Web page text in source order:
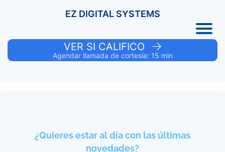
EZ DIGITAL SYSTEMS
VER SI CALIFICO
Agendar llamada de cortesía: 15 min
¿Quieres estar al día con las últimas
novedades?